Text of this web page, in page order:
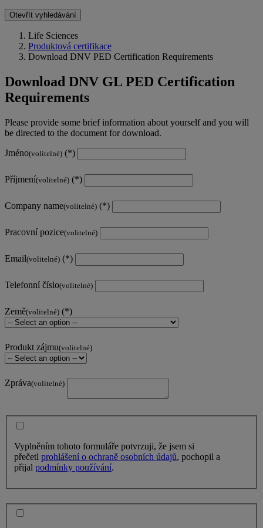
Otevřít vyhledávání
Life Sciences
Produktová certifikace
Download DNV PED Certification Requirements
Download DNV GL PED Certification
Requirements
Please provide some brief information about yourself and you will
be directed to the document for download.
Jméno(volitelné)
Příjmení(volitelné)
Company name(volitelné)
Pracovní pozice(volitelné)
Email(volitelné)
Telefonní číslo(volitelné)
Země(volitelné)
Produkt zájmu(volitelné)
Zpráva(volitelné)
Vyplněním tohoto formuláře potvrzuji, že jsem si
přečetl prohlášení o ochraně osobních údajů, pochopil a
přijal podmínky používání.